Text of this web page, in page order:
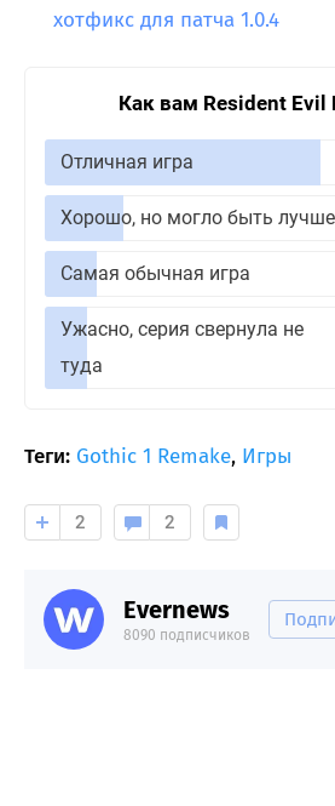
хотфикс для патча 1.0.4
Как вам Resident Evil
Отличная игра
Хорошо, но могло быть лучше
Самая обычная игра
Ужасно, серия свернула не
туда
Теги: Gothic 1 Remake, Игры
2 2
Evernews
8090 подписчиков